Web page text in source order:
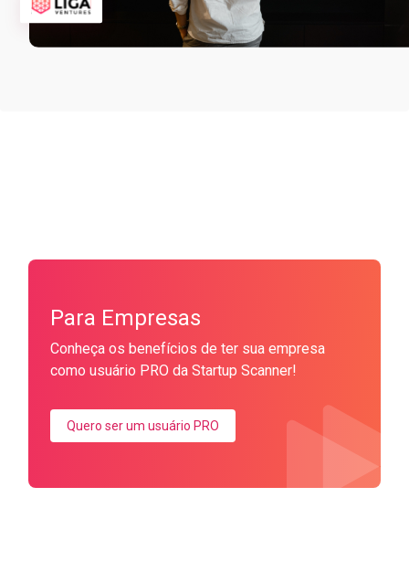
Para Empresas
Conheça os benefícios de ter sua empresa
como usuário PRO da Startup Scanner!
Quero ser um usuário PRO